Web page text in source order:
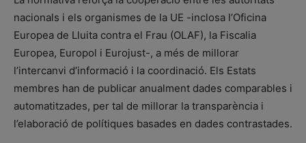
nacionals i els organismes de la UE -inclosa l’Oficina
Europea de Lluita contra el Frau (OLAF), la Fiscalia
Europea, Europol i Eurojust-, a més de millorar
l’intercanvi d’informació i la coordinació. Els Estats
membres han de publicar anualment dades comparables i
automatitzades, per tal de millorar la transparència i
l’elaboració de polítiques basades en dades contrastades.